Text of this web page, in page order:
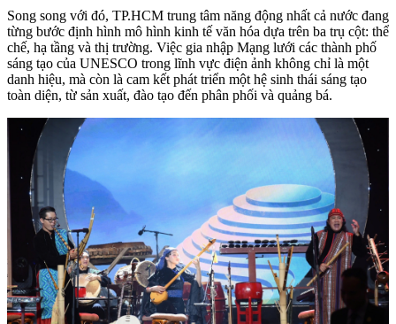
Song song với đó, TP.HCM trung tâm năng động nhất cả nước đang
từng bước định hình mô hình kinh tế văn hóa dựa trên ba trụ cột: thể
chế, hạ tầng và thị trường. Việc gia nhập Mạng lưới các thành phố
sáng tạo của UNESCO trong lĩnh vực điện ảnh không chỉ là một
danh hiệu, mà còn là cam kết phát triển một hệ sinh thái sáng tạo
toàn diện, từ sản xuất, đào tạo đến phân phối và quảng bá.